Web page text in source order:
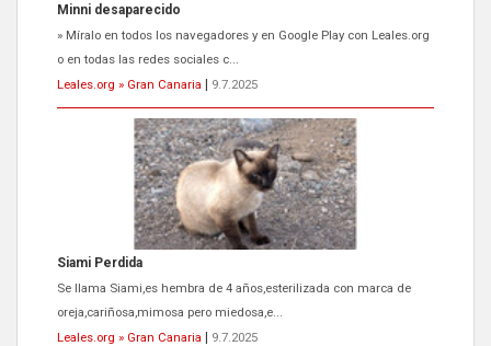
Siami Perdida
Se llama Siami,es hembra de 4 años,esterilizada con marca de
oreja,cariñosa,mimosa pero miedosa,e...
Leales.org » Gran Canaria
9.7.2025
ADOPCIÓN URGENTE GATA TEROR GRAN CANARIA
El ayuntamiento se va a llevar a Los Gatos callejeros de la zona los
próximos días, ella incluida...
Leales.org » Gran Canaria
9.7.2025